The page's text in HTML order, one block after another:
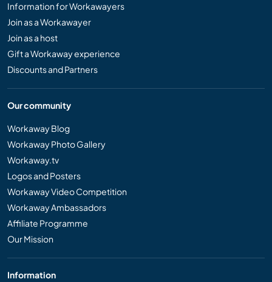
Information for Workawayers
Join as a Workawayer
Join as a host
Gift a Workaway experience
Discounts and Partners
Our community
Workaway Blog
Workaway Photo Gallery
Workaway.tv
Logos and Posters
Workaway Video Competition
Workaway Ambassadors
Affiliate Programme
Our Mission
Information